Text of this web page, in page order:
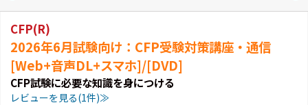
CFP(R)
2026年6月試験向け：CFP受験対策講座・通信
[Web+音声DL+スマホ]/[DVD]
CFP試験に必要な知識を身につける
レビューを見る(1件)≫